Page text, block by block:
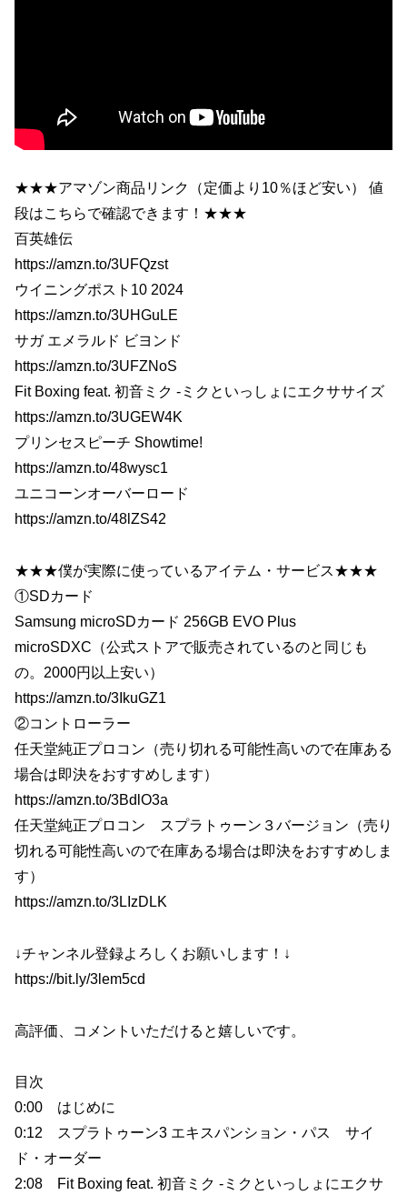
★★★アマゾン商品リンク（定価より10％ほど安い） 値
段はこちらで確認できます！★★★
百英雄伝
https://amzn.to/3UFQzst
ウイニングポスト10 2024
https://amzn.to/3UHGuLE
サガ エメラルド ビヨンド
https://amzn.to/3UFZNoS
Fit Boxing feat. 初音ミク -ミクといっしょにエクササイズ
https://amzn.to/3UGEW4K
プリンセスピーチ Showtime!
https://amzn.to/48wysc1
ユニコーンオーバーロード
https://amzn.to/48lZS42
★★★僕が実際に使っているアイテム・サービス★★★
①SDカード
Samsung microSDカード 256GB EVO Plus
microSDXC（公式ストアで販売されているのと同じも
の。2000円以上安い）
https://amzn.to/3IkuGZ1
②コントローラー
任天堂純正プロコン（売り切れる可能性高いので在庫ある
場合は即決をおすすめします）
https://amzn.to/3BdlO3a
任天堂純正プロコン スプラトゥーン３バージョン（売り
切れる可能性高いので在庫ある場合は即決をおすすめしま
す）
https://amzn.to/3LIzDLK
↓チャンネル登録よろしくお願いします！↓
https://bit.ly/3lem5cd
高評価、コメントいただけると嬉しいです。
目次
0:00 はじめに
0:12 スプラトゥーン3 エキスパンション・パス サイ
ド・オーダー
2:08 Fit Boxing feat. 初音ミク -ミクといっしょにエクサ